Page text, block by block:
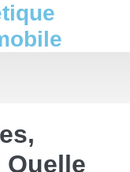
Quelle